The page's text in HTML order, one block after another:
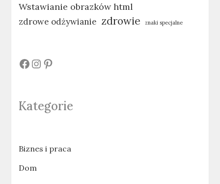
Wstawianie obrazków html
zdrowe odżywianie zdrowie znaki specjalne
# # #
Kategorie
Biznes i praca
Dom